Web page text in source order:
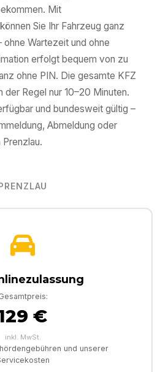
Mit
Sie Ihr Fahrzeug ganz
ohne Wartezeit und ohne
erfolgt bequem von zu
ohne PIN. Die gesamte KFZ
der Regel nur 10–20 Minuten.
und bundesweit gültig –
Abmeldung oder
Prenzlau.
€
inkl. MwSt.
und unserer